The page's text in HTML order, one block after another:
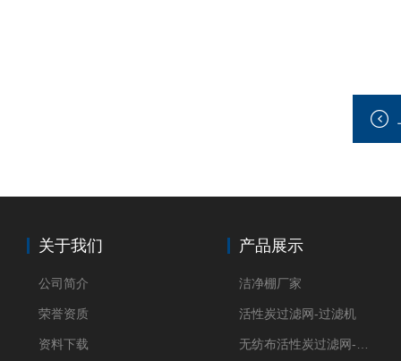
关于我们
公司简介
荣誉资质
资料下载
产品展示
洁净棚厂家
活性炭过滤网-过滤机